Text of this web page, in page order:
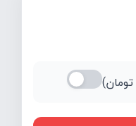
تومان)